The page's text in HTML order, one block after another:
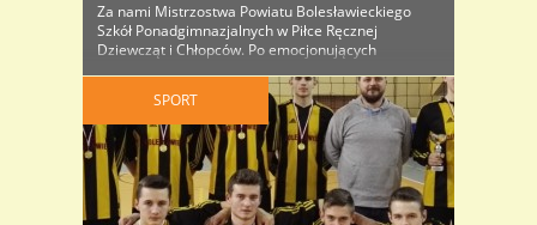
Za nami Mistrzostwa Powiatu Bolesławieckiego
Szkół Ponadgimnazjalnych w Piłce Ręcznej
Dziewcząt i Chłopców. Po emocjonujących
podium – dziewczęta na najwyższym stopniu,
chłopcy na III miejscu. Wyniki turnieju dziewcząt: I
LO – ZSB 7:4 (4:1) II LO – ZSHU 1:5 (1:2) I LO – II LO
8:3 (5:2) ZSB ..
SPORT